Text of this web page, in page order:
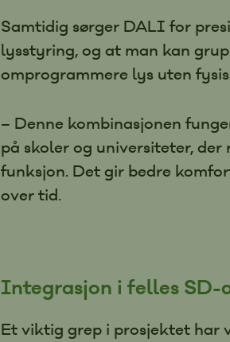
Samtidig sørger DALI for
lysstyring, og at man kan
omprogrammere lys uten
– Denne kombinasjonen
på skoler og universiteter,
funksjon. Det gir bedre
over tid.
Integrasjon i felles SD-
Et viktig grep i prosjektet har